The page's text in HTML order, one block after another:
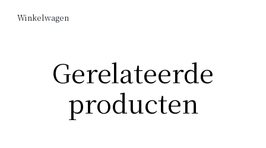
How To Use
Masseer het in op haar en hoofdhuid. Laat het 3 ? 5
minuten inwerken en spoel het uit.
KEY BENEFITS
Winkelwagen
Gerelateerde
producten